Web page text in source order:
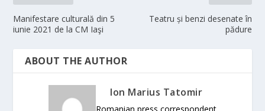
Manifestare culturală din 5
iunie 2021 de la CM Iaşi
Teatru și benzi desenate în
pădure
ABOUT THE AUTHOR
Ion Marius Tatomir